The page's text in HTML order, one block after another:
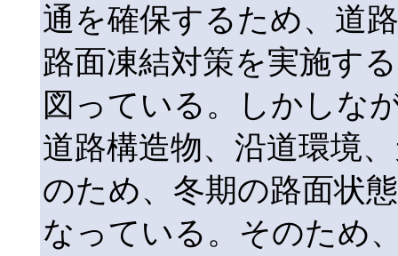
通を確保するため、道
路面凍結対策を実施す
図っている。しかしな
道路構造物、沿道環境
のため、冬期の路面状
なっている。そのため